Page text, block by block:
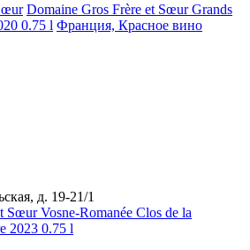
Domaine Gros Frère et Sœur Grands
0.75 l Франция, Красное вино
д. 19-21/1